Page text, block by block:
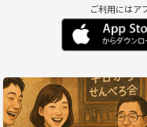
ご利用にはア